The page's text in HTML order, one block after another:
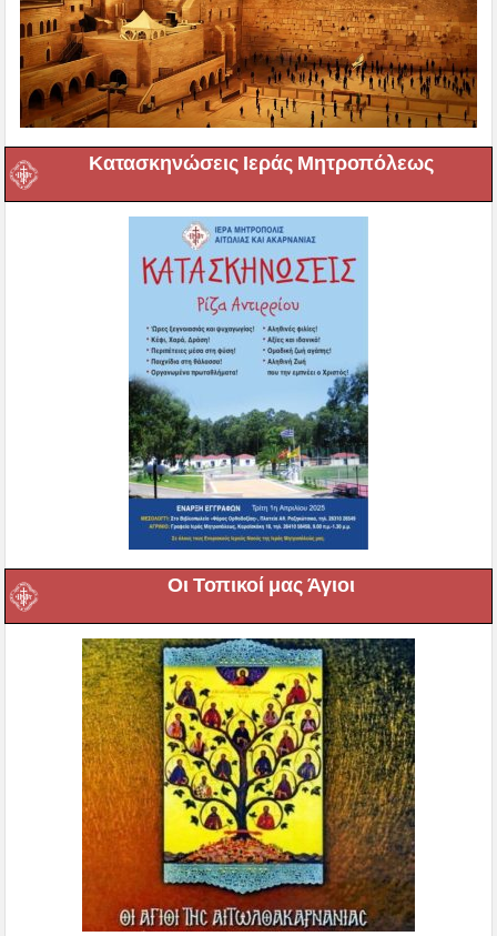
Κατασκηνώσεις Ιεράς Μητροπόλεως
Οι Τοπικοί μας Άγιοι